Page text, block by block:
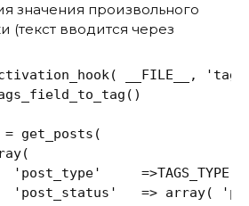
значения произвольного
(текст вводится через
__FILE__,
get_posts(
'post_type'     =>TAGS_TYPE,
'post_status'   => array(